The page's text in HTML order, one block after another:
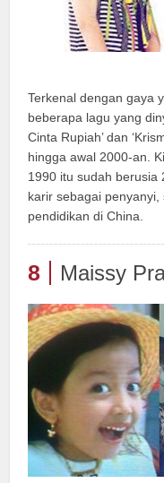
Terkenal dengan gaya
beberapa lagu yang
Cinta Rupiah’ dan
hingga awal 2000-an.
1990 itu sudah berusia
karir sebagai
pendidikan di China.
8 Maissy